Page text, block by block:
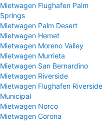
Mietwagen Flughafen Palm
Springs
Mietwagen Palm Desert
Mietwagen Hemet
Mietwagen Moreno Valley
Mietwagen Murrieta
Mietwagen San Bernardino
Mietwagen Riverside
Mietwagen Flughafen Riverside
Municipal
Mietwagen Norco
Mietwagen Corona